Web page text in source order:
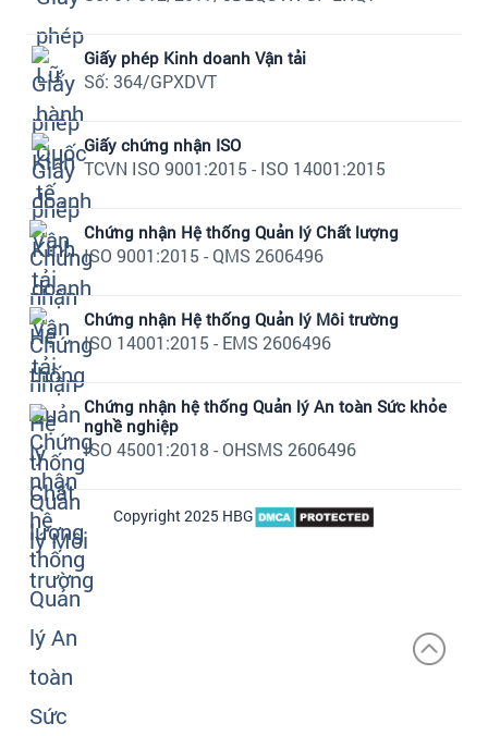
Giấy phép Kinh doanh Vận tải
Số: 364/GPXDVT
Giấy chứng nhận ISO
TCVN ISO 9001:2015 - ISO 14001:2015
Chứng nhận Hệ thống Quản lý Chất lượng
ISO 9001:2015 - QMS 2606496
Chứng nhận Hệ thống Quản lý Môi trường
ISO 14001:2015 - EMS 2606496
Chứng nhận hệ thống Quản lý An toàn Sức khỏe
nghề nghiệp
ISO 45001:2018 - OHSMS 2606496
Copyright 2025 HBG